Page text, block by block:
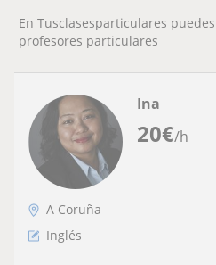
En Tusclasesparticulares
profesores particulares
20€/h
Ina
A Coruña
Inglés